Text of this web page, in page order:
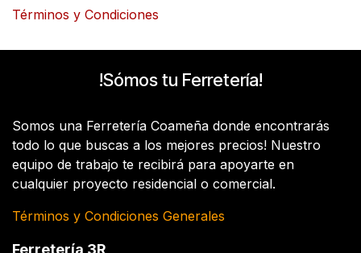
Términos y Condiciones
!Sómos tu Ferretería!
Somos una Ferretería Coameña donde encontrarás
todo lo que buscas a los mejores precios! Nuestro
equipo de trabajo te recibirá para apoyarte en
cualquier proyecto residencial o comercial.
Términos y Condiciones Generales
Ferretería 3R